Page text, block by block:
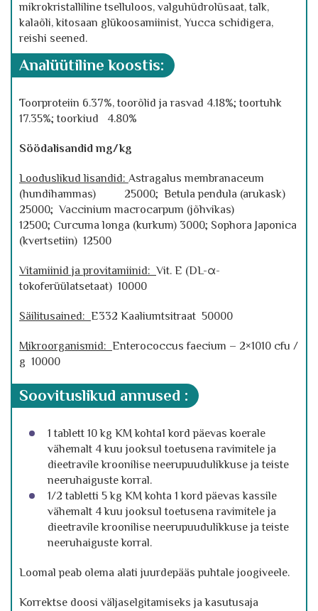
mikrokristalliline tselluloos, valguhüdrolüsaat, talk,
kalaõli, kitosaan glükoosamiinist, Yucca schidigera,
reishi seened.
analüütiline koostis:
Toorproteiin 6.37%, toorõlid ja rasvad 4.18%; toortuhk
17.35%; toorkiud 4.80%
Söödalisandid mg/kg
Looduslikud lisandid: Astragalus membranaceum
(hundihammas) 25000; Betula pendula (arukask)
25000; Vaccinium macrocarpum (jõhvikas)
12500; Curcuma longa (kurkum) 3000; Sophora Japonica
(kvertsetiin) 12500
Vitamiinid ja provitamiinid:Vit. E (DL-α-
tokoferüülatsetaat) 10000
Säilitusained: E332 Kaaliumtsitraat 50000
Mikroorganismid: Enterococcus faecium – 2×1010 cfu /
g 10000
soovituslikud annused :
1 tablett 10 kg KM kohta1 kord päevas koerale
vähemalt 4 kuu jooksul toetusena ravimitele ja
dieetravile kroonilise neerupuudulikkuse ja teiste
neeruhaiguste korral.
1/2 tabletti 5 kg KM kohta 1 kord päevas kassile
vähemalt 4 kuu jooksul toetusena ravimitele ja
dieetravile kroonilise neerupuudulikkuse ja teiste
neeruhaiguste korral.
Loomal peab olema alati juurdepääs puhtale joogiveele.
Korrektse doosi väljaselgitamiseks ja kasutusaja